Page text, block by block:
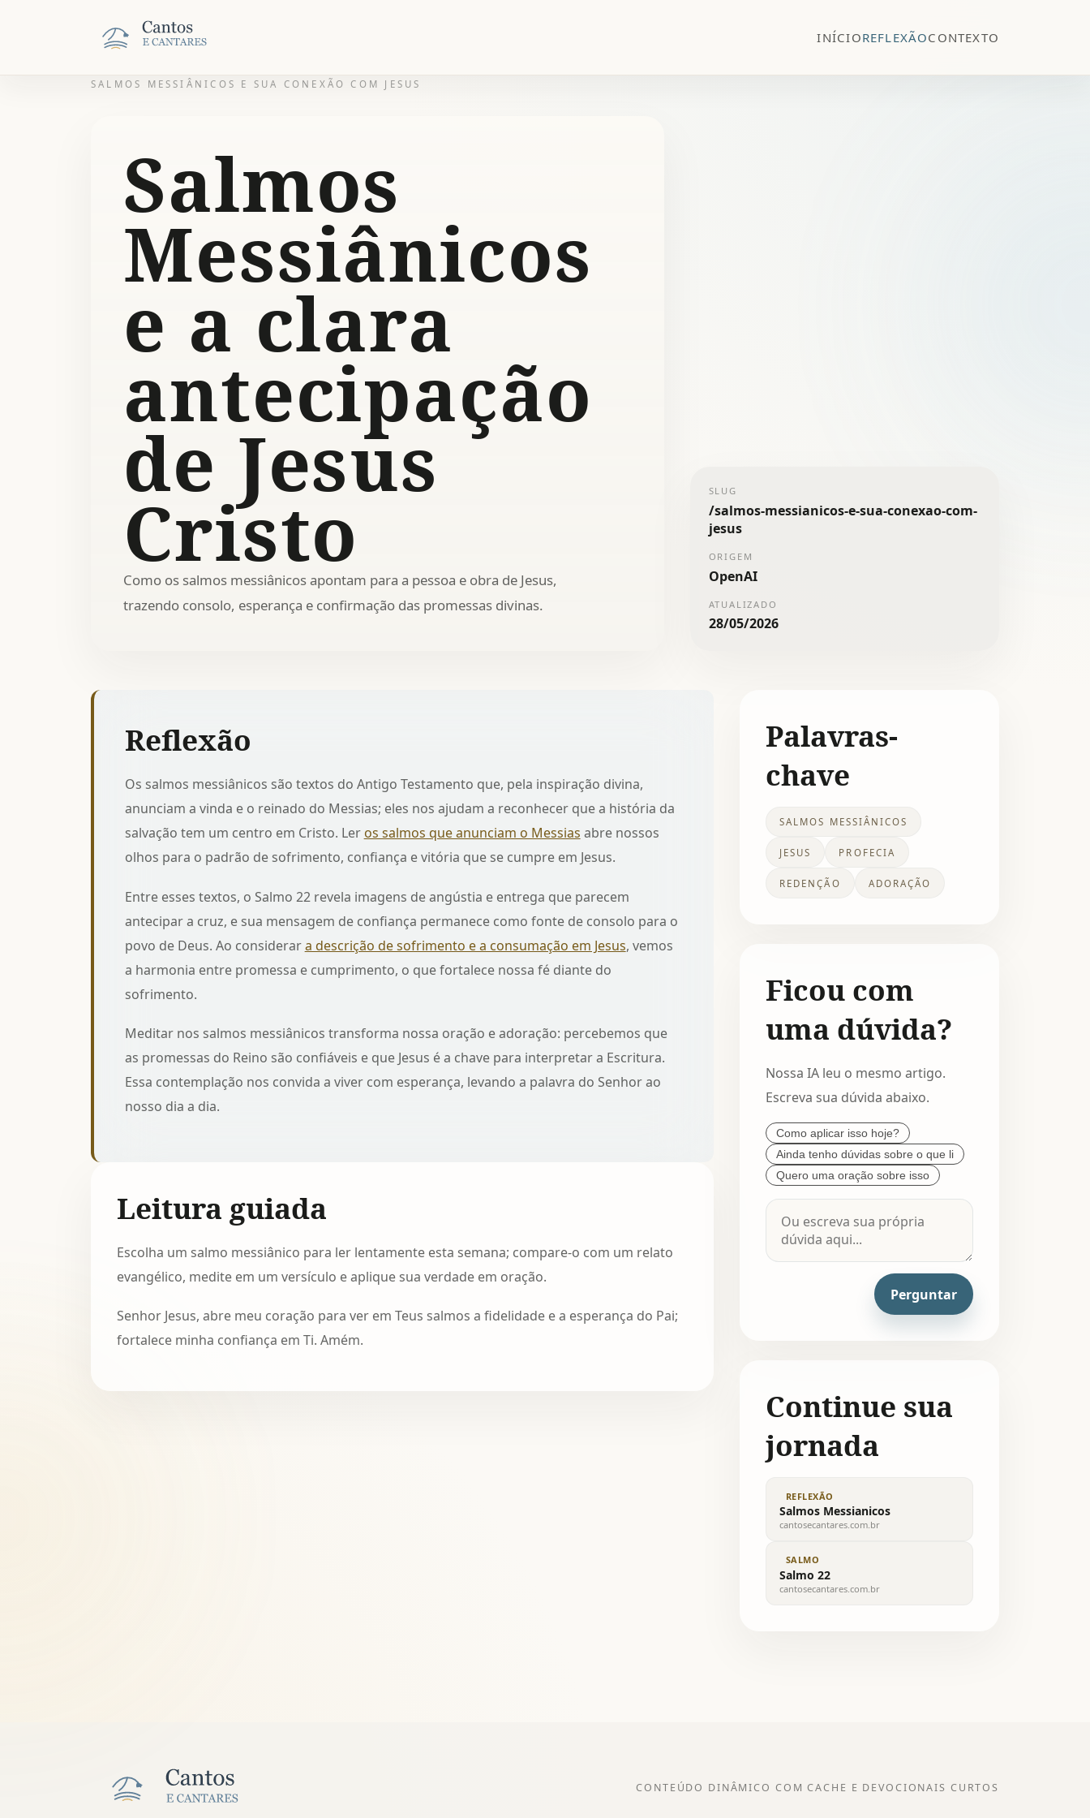
INÍCIOREFLEXÃOCONTEXTO
SALMOS MESSIÂNICOS E SUA CONEXÃO COM JESUS
Salmos
Messiânicos
e a clara
antecipação
de Jesus
Cristo
Como os salmos messiânicos apontam para a pessoa e obra de Jesus,
trazendo consolo, esperança e confirmação das promessas divinas.
SLUG
/salmos-messianicos-e-sua-conexao-com-
jesus
ORIGEM
OpenAI
ATUALIZADO
28/05/2026
Reflexão
Os salmos messiânicos são textos do Antigo Testamento que, pela inspiração divina,
anunciam a vinda e o reinado do Messias; eles nos ajudam a reconhecer que a história da
salvação tem um centro em Cristo. Ler os salmos que anunciam o Messias abre nossos
olhos para o padrão de sofrimento, confiança e vitória que se cumpre em Jesus.
Entre esses textos, o Salmo 22 revela imagens de angústia e entrega que parecem
antecipar a cruz, e sua mensagem de confiança permanece como fonte de consolo para o
povo de Deus. Ao considerara descrição de sofrimento e a consumação em Jesus, vemos
a harmonia entre promessa e cumprimento, o que fortalece nossa fé diante do
sofrimento.
Meditar nos salmos messiânicos transforma nossa oração e adoração: percebemos que
as promessas do Reino são confiáveis e que Jesus é a chave para interpretar a Escritura.
Essa contemplação nos convida a viver com esperança, levando a palavra do Senhor ao
nosso dia a dia.
Leitura guiada
Escolha um salmo messiânico para ler lentamente esta semana; compare-o com um relato
evangélico, medite em um versículo e aplique sua verdade em oração.
Senhor Jesus, abre meu coração para ver em Teus salmos a fidelidade e a esperança do Pai;
fortalece minha confiança em Ti. Amém.
Palavras-
chave
SALMOS MESSIÂNICOS
JESUS PROFECIA
REDENÇÃO ADORAÇÃO
Ficou com
uma dúvida?
Nossa IA leu o mesmo artigo.
Escreva sua dúvida abaixo.
Como aplicar isso hoje?
Ainda tenho dúvidas sobre o que li
Quero uma oração sobre isso
Perguntar
Continue sua
jornada
REFLEXÃO
Salmos Messianicos
cantosecantares.com.br
SALMO
Salmo 22
cantosecantares.com.br
CONTEÚDO DINÂMICO COM CACHE E DEVOCIONAIS CURTOS